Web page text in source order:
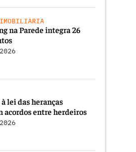
na Parede integra 26
lei das heranças
acordos entre herdeiros